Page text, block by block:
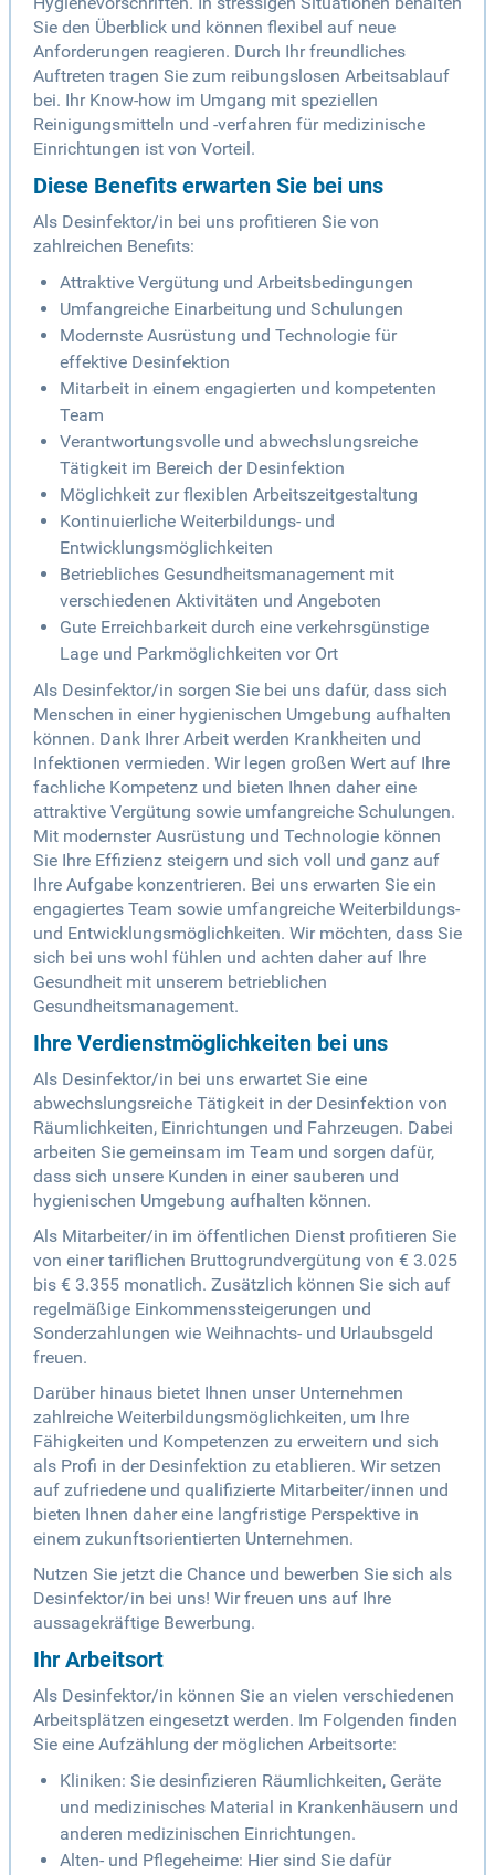
Sie den Überblick und können flexibel auf neue
Anforderungen reagieren. Durch Ihr freundliches
Auftreten tragen Sie zum reibungslosen Arbeitsablauf
bei. Ihr Know-how im Umgang mit speziellen
Reinigungsmitteln und -verfahren für medizinische
Einrichtungen ist von Vorteil.
Diese Benefits erwarten Sie bei uns
Als Desinfektor/in bei uns profitieren Sie von
zahlreichen Benefits:
Attraktive Vergütung und Arbeitsbedingungen
Umfangreiche Einarbeitung und Schulungen
Modernste Ausrüstung und Technologie für
effektive Desinfektion
Mitarbeit in einem engagierten und kompetenten
Team
Verantwortungsvolle und abwechslungsreiche
Tätigkeit im Bereich der Desinfektion
Möglichkeit zur flexiblen Arbeitszeitgestaltung
Kontinuierliche Weiterbildungs- und
Entwicklungsmöglichkeiten
Betriebliches Gesundheitsmanagement mit
verschiedenen Aktivitäten und Angeboten
Gute Erreichbarkeit durch eine verkehrsgünstige
Lage und Parkmöglichkeiten vor Ort
Als Desinfektor/in sorgen Sie bei uns dafür, dass sich
Menschen in einer hygienischen Umgebung aufhalten
können. Dank Ihrer Arbeit werden Krankheiten und
Infektionen vermieden. Wir legen großen Wert auf Ihre
fachliche Kompetenz und bieten Ihnen daher eine
attraktive Vergütung sowie umfangreiche Schulungen.
Mit modernster Ausrüstung und Technologie können
Sie Ihre Effizienz steigern und sich voll und ganz auf
Ihre Aufgabe konzentrieren. Bei uns erwarten Sie ein
engagiertes Team sowie umfangreiche Weiterbildungs-
und Entwicklungsmöglichkeiten. Wir möchten, dass Sie
sich bei uns wohl fühlen und achten daher auf Ihre
Gesundheit mit unserem betrieblichen
Gesundheitsmanagement.
Ihre Verdienstmöglichkeiten bei uns
Als Desinfektor/in bei uns erwartet Sie eine
abwechslungsreiche Tätigkeit in der Desinfektion von
Räumlichkeiten, Einrichtungen und Fahrzeugen. Dabei
arbeiten Sie gemeinsam im Team und sorgen dafür,
dass sich unsere Kunden in einer sauberen und
hygienischen Umgebung aufhalten können.
Als Mitarbeiter/in im öffentlichen Dienst profitieren Sie
von einer tariflichen Bruttogrundvergütung von € 3.025
bis € 3.355 monatlich. Zusätzlich können Sie sich auf
regelmäßige Einkommenssteigerungen und
Sonderzahlungen wie Weihnachts- und Urlaubsgeld
freuen.
Darüber hinaus bietet Ihnen unser Unternehmen
zahlreiche Weiterbildungsmöglichkeiten, um Ihre
Fähigkeiten und Kompetenzen zu erweitern und sich
als Profi in der Desinfektion zu etablieren. Wir setzen
auf zufriedene und qualifizierte Mitarbeiter/innen und
bieten Ihnen daher eine langfristige Perspektive in
einem zukunftsorientierten Unternehmen.
Nutzen Sie jetzt die Chance und bewerben Sie sich als
Desinfektor/in bei uns! Wir freuen uns auf Ihre
aussagekräftige Bewerbung.
Ihr Arbeitsort
Als Desinfektor/in können Sie an vielen verschiedenen
Arbeitsplätzen eingesetzt werden. Im Folgenden finden
Sie eine Aufzählung der möglichen Arbeitsorte:
Kliniken: Sie desinfizieren Räumlichkeiten, Geräte
und medizinisches Material in Krankenhäusern und
anderen medizinischen Einrichtungen.
Alten- und Pflegeheime: Hier sind Sie dafür